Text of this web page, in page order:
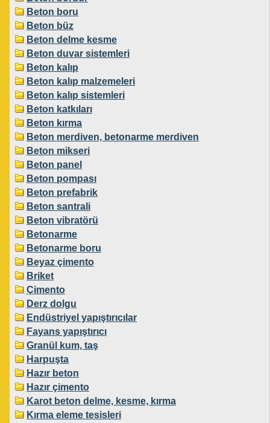
Beton boru
Beton büz
Beton delme kesme
Beton duvar sistemleri
Beton kalıp
Beton kalıp malzemeleri
Beton kalıp sistemleri
Beton katkıları
Beton kırma
Beton merdiven, betonarme merdiven
Beton mikseri
Beton panel
Beton pompası
Beton prefabrik
Beton santrali
Beton vibratörü
Betonarme
Betonarme boru
Beyaz çimento
Briket
Çimento
Derz dolgu
Endüstriyel yapıştırıcılar
Fayans yapıştırıcı
Granül kum, taş
Harpuşta
Hazır beton
Hazır çimento
Karot beton delme, kesme, kırma
Kırma eleme tesisleri